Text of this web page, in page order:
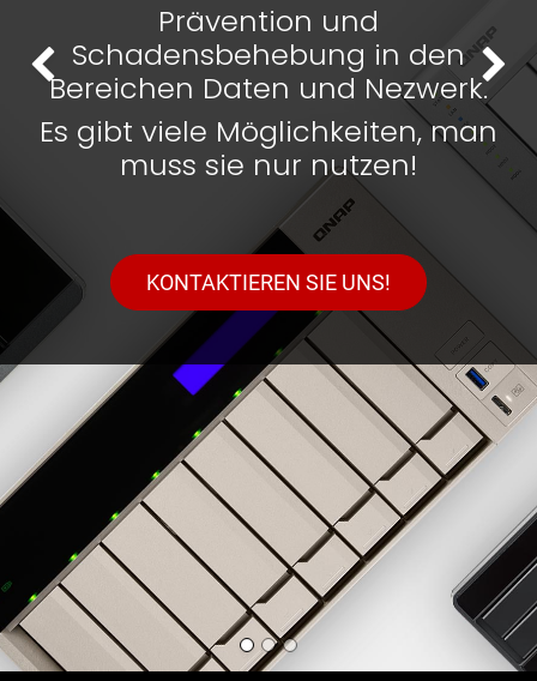
Prävention und
Schadensbehebung in den
Bereichen Daten und Nezwerk.
Es gibt viele Möglichkeiten, man
muss sie nur nutzen!
KONTAKTIEREN SIE UNS!
Bisherige